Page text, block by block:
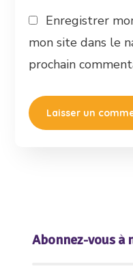
Enregistrer
mon site dans le
prochain
Abonnez-vous